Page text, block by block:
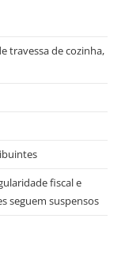
travessa de cozinha,
fiscal e
seguem suspensos